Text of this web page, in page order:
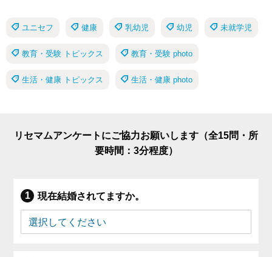
ユニセフ 健康 乳幼児 幼児 未就学児
教育・受験 トピックス 教育・受験 photo
生活・健康 トピックス 生活・健康 photo
リセマムアンケートにご協力お願いします（全15問・所
要時間：3分程度）
現在結婚されてますか。